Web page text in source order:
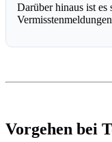
Darüber hinaus ist
Vorgehen bei